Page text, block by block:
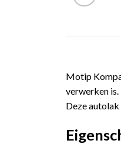
Motip
verwerken is.
Deze